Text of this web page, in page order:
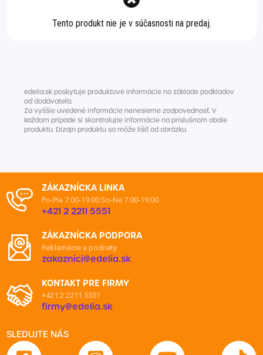
Darčekové
Recepty
Špeciálna
biopotraviny
Domácnosť a kancelária
Domáci miláčikovia
Tento produkt nie je v súčasnosti na predaj.
edelia.sk poskytuje produktové informácie na základe podkladov
od dodávateľa.
Za vyššie uvedené informácie nenesieme zodpovednosť. V
každom prípade si skontrolujte informácie na príslušnom obale
produktu. Dizajn produktu sa môže líšiť od obrázku.
ZÁKAZNÍCKA LINKA
Po-Pia 7:00-19:00 So-Ne 7:00-19:00
+421 2 2211 5551
ZÁKAZNÍCKA PODPORA
Reklamácie a podnety
zakaznici@edelia.sk
KONTAKT PRE FIRMY
+421 2 2211 5551
firmy@edelia.sk
SLEDUJTE NÁS